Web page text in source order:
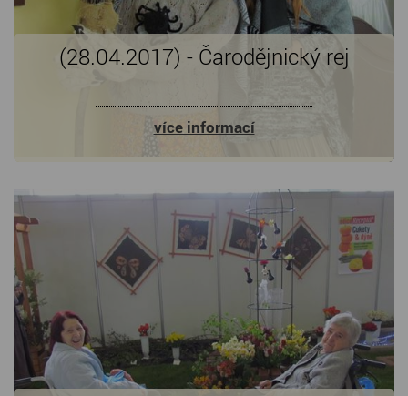
(28.04.2017) - Čarodějnický rej
více informací